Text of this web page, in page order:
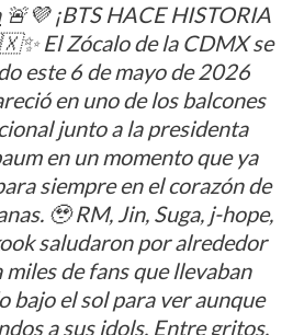
🚨💜 ¡BTS HACE HISTORIA
El Zócalo de la CDMX se
este 6 de mayo de 2026
en uno de los balcones
junto a la presidenta
en un momento que ya
siempre en el corazón de
🥹 RM, Jin, Suga, j-hope,
saludaron por alrededor
de fans que llevaban
bajo el sol para ver aunque
a sus idols. Entre gritos,